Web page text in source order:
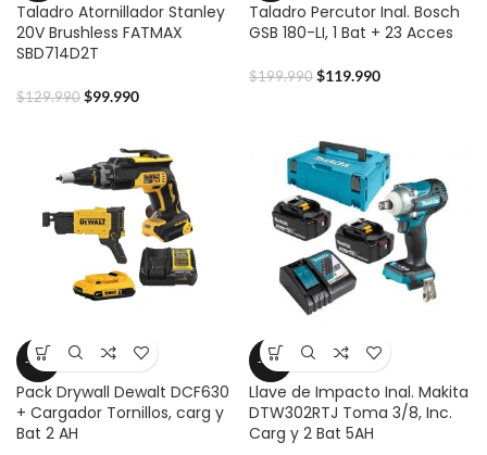
Taladro Atornillador Stanley
20V Brushless FATMAX
SBD714D2T
$129.990 $99.990
Taladro Percutor Inal. Bosch
GSB 180-LI, 1 Bat + 23 Acces
$199.990 $119.990
-37%
Pack Drywall Dewalt DCF630
+ Cargador Tornillos, carg y
Bat 2 AH
-43%
Llave de Impacto Inal. Makita
DTW302RTJ Toma 3/8, Inc.
Carg y 2 Bat 5AH